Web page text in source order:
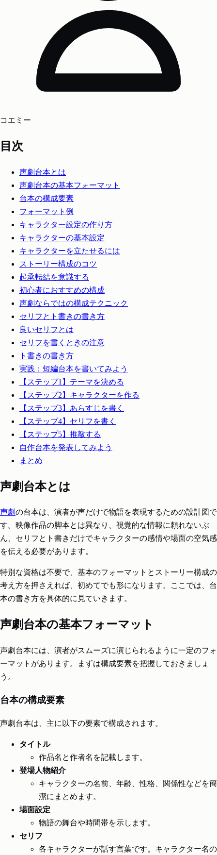
コエミー
目次
声劇台本とは
声劇台本の基本フォーマット
台本の構成要素
フォーマット例
キャラクター設定の作り方
キャラクターの基本設定
キャラクターを立たせるには
ストーリー構成のコツ
起承転結を意識する
初心者におすすめの構成
声劇ならではの構成テクニック
セリフとト書きの書き方
良いセリフとは
セリフを書くときの注意
ト書きの書き方
実践：短編台本を書いてみよう
【ステップ1】テーマを決める
【ステップ2】キャラクターを作る
【ステップ3】あらすじを書く
【ステップ4】セリフを書く
【ステップ5】推敲する
自作台本を発表してみよう
まとめ
声劇台本とは
声劇の台本は、演者が声だけで物語を表現するための設計図で
す。映像作品の脚本とは異なり、視覚的な情報に頼れないぶ
ん、セリフとト書きだけでキャラクターの感情や場面の空気感
を伝える必要があります。
特別な資格は不要で、基本のフォーマットとストーリー構成の
考え方を押さえれば、初めてでも形になります。ここでは、台
本の書き方を具体的に見ていきます。
声劇台本の基本フォーマット
声劇台本には、演者がスムーズに演じられるように一定のフォ
ーマットがあります。まずは構成要素を把握しておきましょ
う。
台本の構成要素
声劇台本は、主に以下の要素で構成されます。
タイトル
作品名と作者名を記載します。
登場人物紹介
キャラクターの名前、年齢、性格、関係性などを簡
潔にまとめます。
場面設定
物語の舞台や時間帯を示します。
セリフ
各キャラクターが話す言葉です。キャラクター名の